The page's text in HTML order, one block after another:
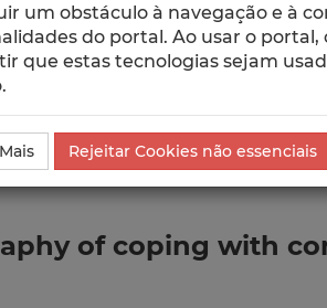
ESCOLAS
of coping with
um obstáculo à navegação e à
do portal. Ao usar o portal,
que estas tecnologias sejam
Rejeitar Cookies não essenciais